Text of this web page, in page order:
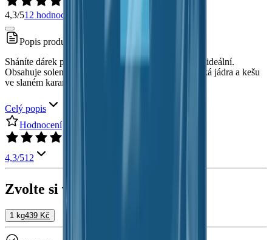
4,3/512 hodnocení
Popis produktu
Sháníte dárek pro tátu? Tato směs oříšků je naprosto ideální.
Obsahuje solené a uzené mandle, solené kešu, vlašská jádra a kešu
ve slaném karamelu.
Celý popis
Hodnocení
4,3/512
Zvolte si velikost balení:
1 kg439 Kč